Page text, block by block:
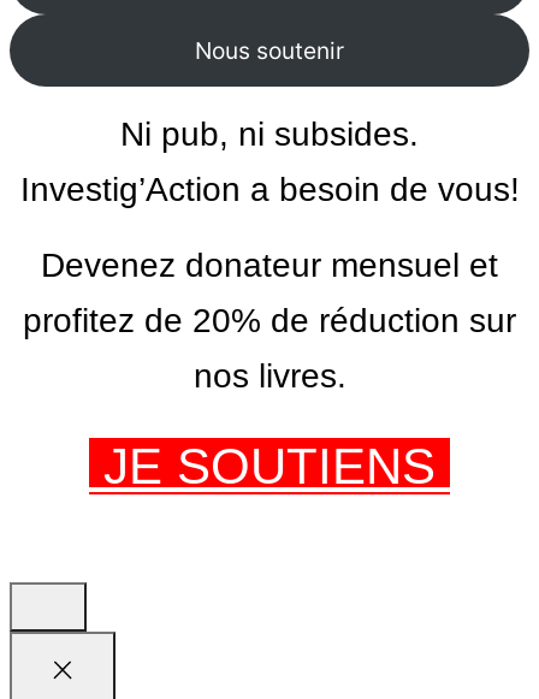
Nous soutenir
Ni pub, ni subsides.
Investig’Action a besoin de vous!
Devenez donateur mensuel et
profitez de 20% de réduction sur
nos livres.
JE SOUTIENS